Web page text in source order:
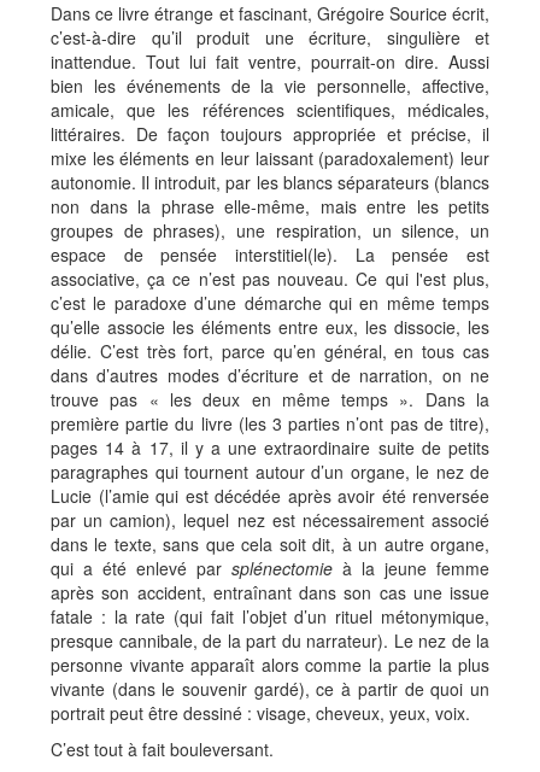
Dans ce livre étrange et fascinant, Grégoire Sourice écrit,
c’est-à-dire qu’il produit une écriture, singulière et
inattendue. Tout lui fait ventre, pourrait-on dire. Aussi
bien les événements de la vie personnelle, affective,
amicale, que les références scientifiques, médicales,
littéraires. De façon toujours appropriée et précise, il
mixe les éléments en leur laissant (paradoxalement) leur
autonomie. Il introduit, par les blancs séparateurs (blancs
non dans la phrase elle-même, mais entre les petits
groupes de phrases), une respiration, un silence, un
espace de pensée interstitiel(le). La pensée est
associative, ça ce n’est pas nouveau. Ce qui l'est plus,
c’est le paradoxe d’une démarche qui en même temps
qu’elle associe les éléments entre eux, les dissocie, les
délie. C’est très fort, parce qu’en général, en tous cas
dans d’autres modes d’écriture et de narration, on ne
trouve pas « les deux en même temps ». Dans la
première partie du livre (les 3 parties n’ont pas de titre),
pages 14 à 17, il y a une extraordinaire suite de petits
paragraphes qui tournent autour d’un organe, le nez de
Lucie (l’amie qui est décédée après avoir été renversée
par un camion), lequel nez est nécessairement associé
dans le texte, sans que cela soit dit, à un autre organe,
qui a été enlevé par splénectomie à la jeune femme
après son accident, entraînant dans son cas une issue
fatale : la rate (qui fait l’objet d’un rituel métonymique,
presque cannibale, de la part du narrateur). Le nez de la
personne vivante apparaît alors comme la partie la plus
vivante (dans le souvenir gardé), ce à partir de quoi un
portrait peut être dessiné : visage, cheveux, yeux, voix.
C’est tout à fait bouleversant.